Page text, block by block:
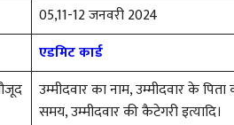
05,11-12 जनवरी 2024
एडमिट कार्ड
उम्मीदवार का नाम, उम्मीदवार के
समय, उम्मीदवार की कैटेगरी इत्यादि।